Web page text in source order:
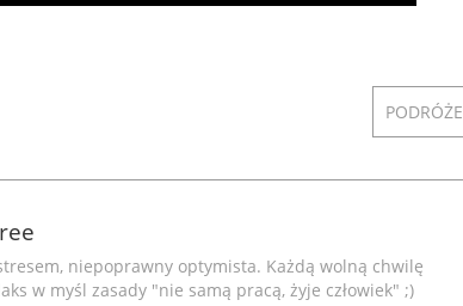
PODRÓŻE
niepoprawny optymista. Każdą wolną chwilę
w myśl zasady "nie samą pracą, żyje człowiek" ;)